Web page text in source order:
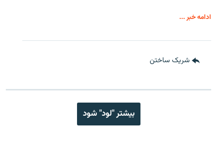
ادامه خبر ...
شریک ساختن
بیشتر "لود" شود